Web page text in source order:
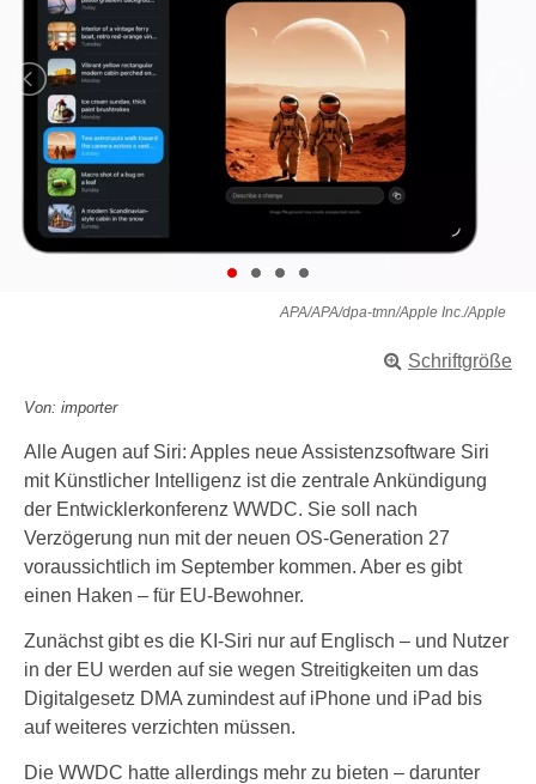
APA/APA/dpa-tmn/Apple Inc./Apple
Schriftgröße
Von: importer
Alle Augen auf Siri: Apples neue Assistenzsoftware Siri
mit Künstlicher Intelligenz ist die zentrale Ankündigung
der Entwicklerkonferenz WWDC. Sie soll nach
Verzögerung nun mit der neuen OS-Generation 27
voraussichtlich im September kommen. Aber es gibt
einen Haken – für EU-Bewohner.
Zunächst gibt es die KI-Siri nur auf Englisch – und Nutzer
in der EU werden auf sie wegen Streitigkeiten um das
Digitalgesetz DMA zumindest auf iPhone und iPad bis
auf weiteres verzichten müssen.
Die WWDC hatte allerdings mehr zu bieten – darunter